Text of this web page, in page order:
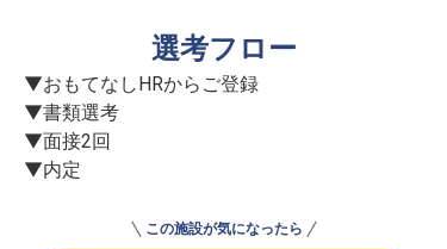
選考フロー
▼おもてなしHRからご登録
▼書類選考
▼面接2回
▼内定
この施設が気になったら